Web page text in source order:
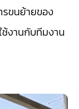
รขนย้ายของ
ช้งานกับทีมงาน